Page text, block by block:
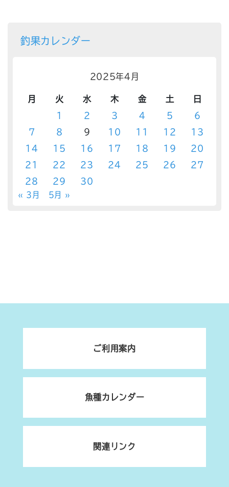
釣果カレンダー
2025年4月
月 火 水 木 金 土
日
1
2 3 4 5
6
7
8 9 10 11 12
13
14
15 16 17 18 19
20
21
22 23 24 25 26
27
28
29 30
« 3月 5月 »
ご利用案内
魚種カレンダー
関連リンク